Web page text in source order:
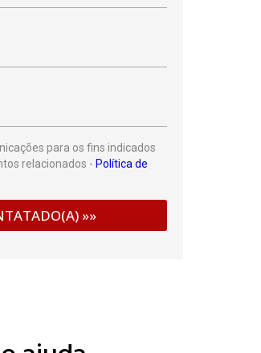
para os fins indicados
relacionados - Política de